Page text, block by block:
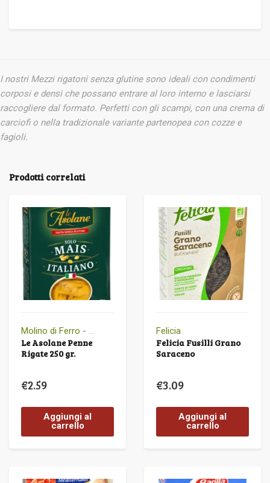
I nostri Mezzi rigatoni senza glutine sono ideali con condimenti
corposi e densi che possano entrare al loro interno e lasciarsi
raccogliere dal formato. Perfetti con gli scampi, con una crema di
carciofi o nella tradizionale variante partenopea con cozze e
fagioli.
Prodotti correlati
Molino di Ferro - Le Veneziane
Le Asolane Penne
Rigate 250 gr.
€2.59
Aggiungi al
carrello
Felicia
Felicia Fusilli Grano
Saraceno
€3.09
Aggiungi al
carrello